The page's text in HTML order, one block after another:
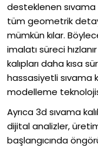
desteklenen sıvama
tüm geometrik
mümkün kılar.
imalatı süreci
kalıpları daha kısa
hassasiyetli sıvama
modelleme
Ayrıca 3d sıvama
dijital analizler,
başlangıcında